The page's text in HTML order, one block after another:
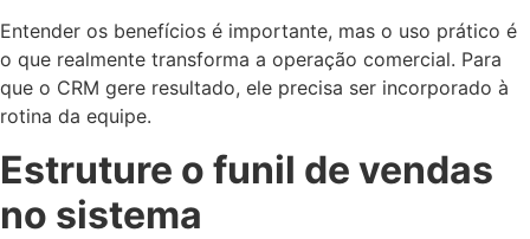
Entender os benefícios é importante, mas o uso prático é
o que realmente transforma a operação comercial. Para
que o CRM gere resultado, ele precisa ser incorporado à
rotina da equipe.
Estruture o funil de vendas
no sistema